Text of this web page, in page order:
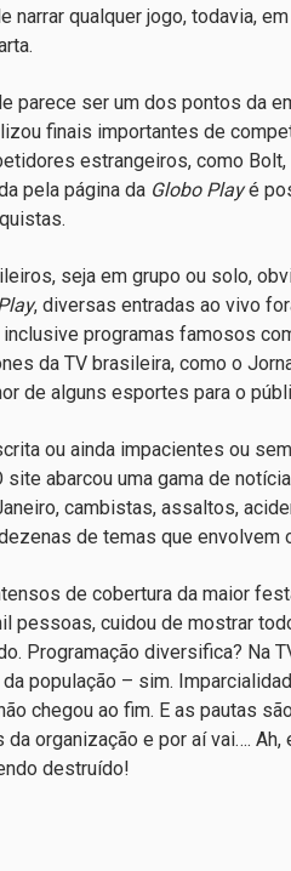
narrar qualquer jogo, todavia,
parece ser um dos pontos da
finais importantes de
estrangeiros, como
pela página da Globo Playé
seja em grupo ou solo,
, diversas entradas ao vivo
programas famosos
da TV brasileira, como o
de alguns esportes para o
ou ainda impacientes ou
site abarcou uma gama de
cambistas, assaltos,
de temas que
de cobertura da maior
pessoas, cuidou de mostrar
Programação diversifica? Na
população – sim.
chegou ao fim. E as pautas
organização e por aí vai….
destruído!